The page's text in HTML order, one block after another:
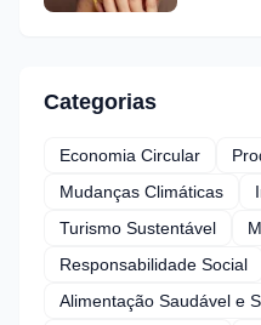
Categorias
Economia Circular
Mudanças Climáticas
Turismo Sustentável
Responsabilidade Social
Alimentação Saudável e